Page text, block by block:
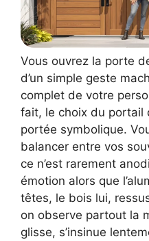
Vous ouvrez la porte
d’un simple geste
complet de votre
fait, le choix du portail
portée symbolique.
balancer entre vos
ce n’est rarement
émotion alors que
têtes, le bois lui,
on observe partout la
glisse, s’insinue